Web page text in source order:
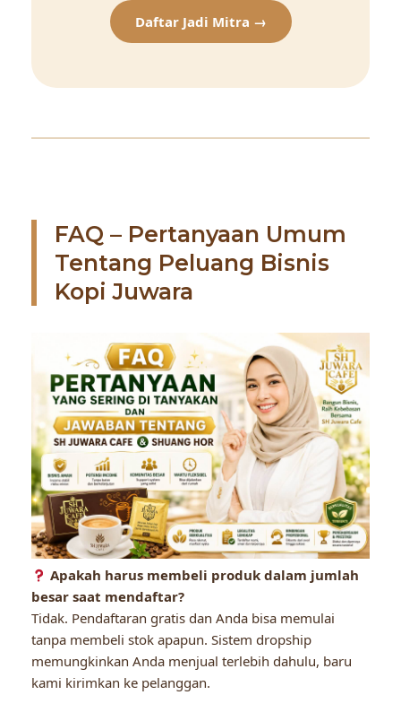
Daftar Jadi Mitra →
FAQ – Pertanyaan Umum
Tentang Peluang Bisnis
Kopi Juwara
Apakah harus membeli produk dalam jumlah
besar saat mendaftar?
Tidak. Pendaftaran gratis dan Anda bisa memulai
tanpa membeli stok apapun. Sistem dropship
memungkinkan Anda menjual terlebih dahulu, baru
kami kirimkan ke pelanggan.